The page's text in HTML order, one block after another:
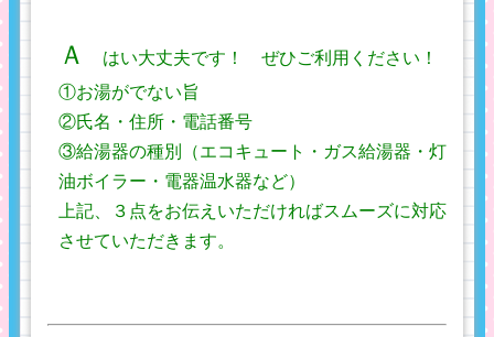
Ａ
はい大丈夫です！ ぜひご利用ください！
①お湯がでない旨
②氏名・住所・電話番号
③給湯器の種別（エコキュート・ガス給湯器・灯
油ボイラー・電器温水器など）
上記、３点をお伝えいただければスムーズに対応
させていただきます。